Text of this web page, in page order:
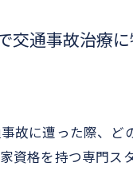
交通事故治療
故に遭った際、
資格を持つ専門ス